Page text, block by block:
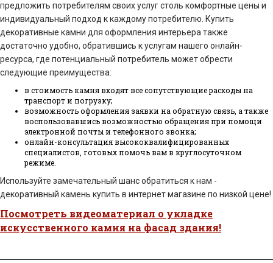
предложить потребителям своих услуг столь комфортные цены и
индивидуальный подход к каждому потребителю. Купить
декоративные камни для оформления интерьера также
достаточно удобно, обратившись к услугам нашего онлайн-
ресурса, где потенциальный потребитель может обрести
следующие преимущества:
в стоимость камня входят все сопутствующие расходы на
транспорт и погрузку;
возможность оформления заявки на обратную связь, а также
воспользовавшись возможностью обращения при помощи
электронной почты и телефонного звонка;
онлайн-консультация высококвалифицированных
специалистов, готовых помочь вам в круглосуточном
режиме.
Используйте замечательный шанс обратиться к нам -
декоративный камень купить в интернет магазине по низкой цене!
Посмотреть видеоматериал о укладке
искусственного камня на фасад здания!